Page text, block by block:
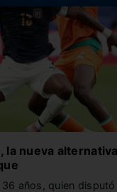
la nueva
años, quien